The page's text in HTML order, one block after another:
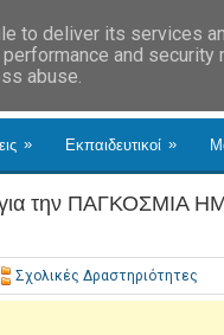
» Εκπαιδευτικοί »
για την ΠΑΓΚΟΣΜΙΑ
Σχολικές Δραστηριότητες
to deliver its services
and
abuse.